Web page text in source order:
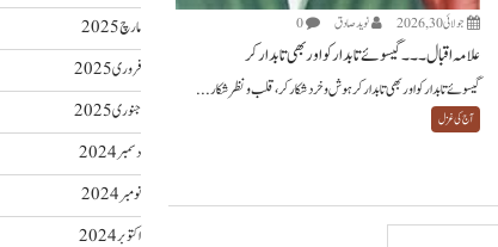
جولائی 30, 2026 نويد صادق 0
علامہ اقبال ۔۔۔ گیسوئے تابدار کو اور بھی تابدار کر
گیسوئے تابدار کو اور بھی تابدار کر ہوش و خرد شکار کر، قلب و نظر شکار...
آج کی غزل
مارچ 2025
فروری 2025
جنوری 2025
دسمبر 2024
نومبر 2024
اکتوبر 2024